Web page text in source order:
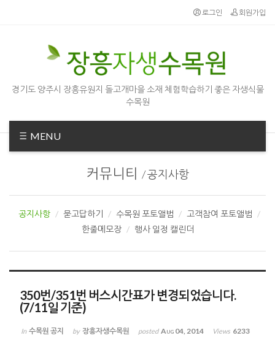
로그인 회원가입
경기도 양주시 장흥유원지 돌고개마을 소재 체험학습하기 좋은 자생식물
수목원
MENU
커뮤니티 /공지사항
공지사항 묻고답하기 수목원 포토앨범
고객참여 포토앨범
한줄메모장
행사 일정 캘린더
350번/351번 버스시간표가 변경되었습니다.
(7/11일 기준)
In 수목원 공지 by 장흥자생수목원 posted Aug 04, 2014 Views 6233